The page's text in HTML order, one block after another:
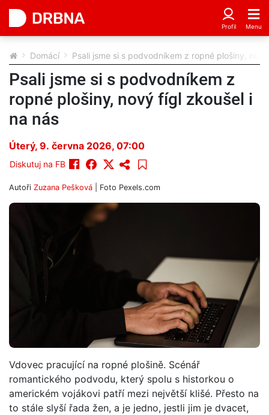
Domácí Psali jsme si s podvodníkem z ropné plošiny,
Psali jsme si s podvodníkem z
ropné plošiny, nový fígl zkoušel i
na nás
Úterý, 9. června 2026, 07:00
Diskutuj na FB
Autoři Zuzana Pešková | Foto Pexels.com
Vdovec pracující na ropné plošině. Scénář
romantického podvodu, který spolu s historkou o
americkém vojákovi patří mezi největší klišé. Přesto na
to stále slyší řada žen, a je jedno, jestli jim je dvacet,